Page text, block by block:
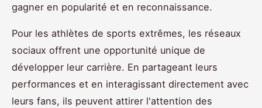
gagner en popularité et en reconnaissance.
Pour les athlètes de sports extrêmes, les réseaux
sociaux offrent une opportunité unique de
développer leur carrière. En partageant leurs
performances et en interagissant directement avec
leurs fans, ils peuvent attirer l'attention des